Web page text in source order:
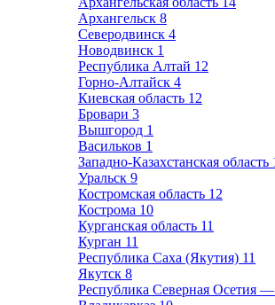
Архангельск 8
Северодвинск 4
Новодвинск 1
Республика Алтай 12
Горно-Алтайск 4
Киевская область 12
Бровари 3
Вышгород 1
Васильков 1
Западно-Казахстанская область
Уральск 9
Костромская область 12
Кострома 10
Курганская область 11
Курган 11
Республика Саха (Якутия) 11
Якутск 8
Республика Северная Осетия